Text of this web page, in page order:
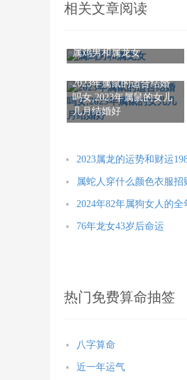
相关文章阅读
属鸡男和属龙女
2023年属鼠的适合结婚
吗女,2023年属鼠的女儿
几月结婚好
2023属龙的运势和财运
属蛇人穿什么颜色衣服招
2024年82年属狗女人的
76年龙女43岁后命运
热门免费算命抽签
八字算命
近一年运气